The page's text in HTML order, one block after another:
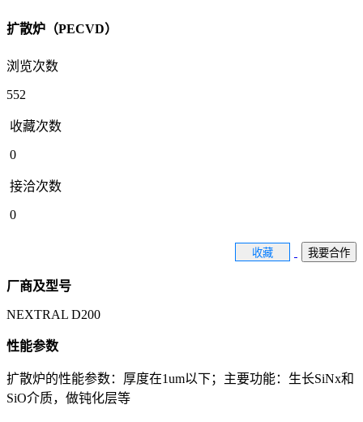
扩散炉（PECVD）
浏览次数
552
收藏次数
0
接洽次数
0
收藏 我要合作
厂商及型号
NEXTRAL D200
性能参数
扩散炉的性能参数：厚度在1um以下；主要功能：生长SiNx和
SiO介质，做钝化层等